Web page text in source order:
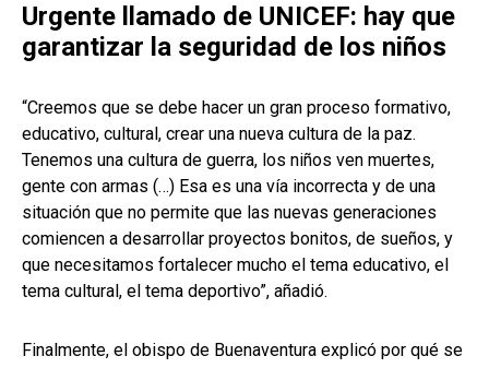
Urgente llamado de UNICEF: hay que
garantizar la seguridad de los niños
“Creemos que se debe hacer un gran proceso formativo,
educativo, cultural, crear una nueva cultura de la paz.
Tenemos una cultura de guerra, los niños ven muertes,
gente con armas (…) Esa es una vía incorrecta y de una
situación que no permite que las nuevas generaciones
comiencen a desarrollar proyectos bonitos, de sueños, y
que necesitamos fortalecer mucho el tema educativo, el
tema cultural, el tema deportivo”, añadió.
Finalmente, el obispo de Buenaventura explicó por qué se